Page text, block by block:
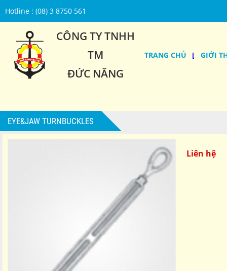
Hotline : (08) 3 8750 561
CÔNG TY TNHH
TM
ĐỨC NĂNG
TRANG CHỦ GIỚI
EYE&JAW TURNBUCKLES
Liên hệ